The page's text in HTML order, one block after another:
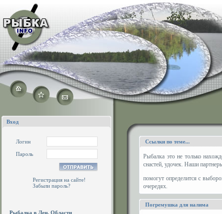
Вход
Логин
Пароль
Регистрация на сайте!
Забыли пароль?
Рыбалка в Лен. Области
Ссылки по теме...
Рыбалка это не только
снастей, удочек. Наши
помогут определится с
очередях.
Погремушка для налима